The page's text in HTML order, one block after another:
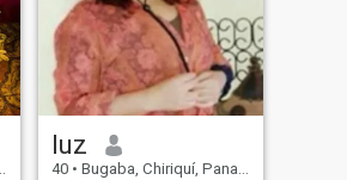
luz
40 • Bugaba, Chiriquí, Panamá